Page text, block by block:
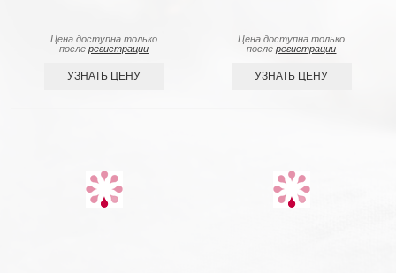
Цена доступна только
послерегистрации
УЗНАТЬ ЦЕНУ
Цена доступна только
послерегистрации
УЗНАТЬ ЦЕНУ